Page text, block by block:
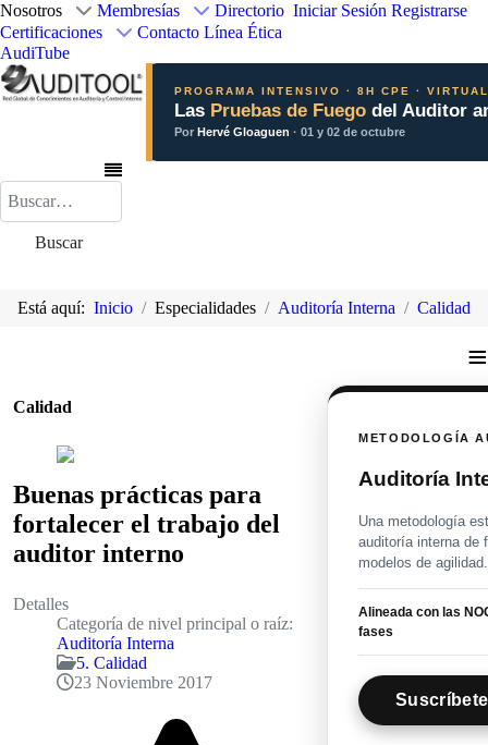
Nosotros Membresías
Directorio
Certificaciones
Contacto Línea Ética
AudiTube
Iniciar Sesión Registrarse
PROGRAMA INTENSIVO · 8H CPE ·
Las Pruebas de Fuego del Auditor
PorHervé Gloaguen · 01 y 02 de octubre
Buscar
Buscar
Está aquí: Inicio Especialidades Auditoría Interna Calidad
≡
Calidad
Buenas prácticas para
fortalecer el trabajo del
auditor interno
Detalles
Categoría de nivel principal o raíz:
Auditoría Interna
5. Calidad
23 Noviembre 2017
METODOLOGÍA
Auditoría
Una metodología
auditoría interna de
modelos de agilidad.
Alineada con las
fases